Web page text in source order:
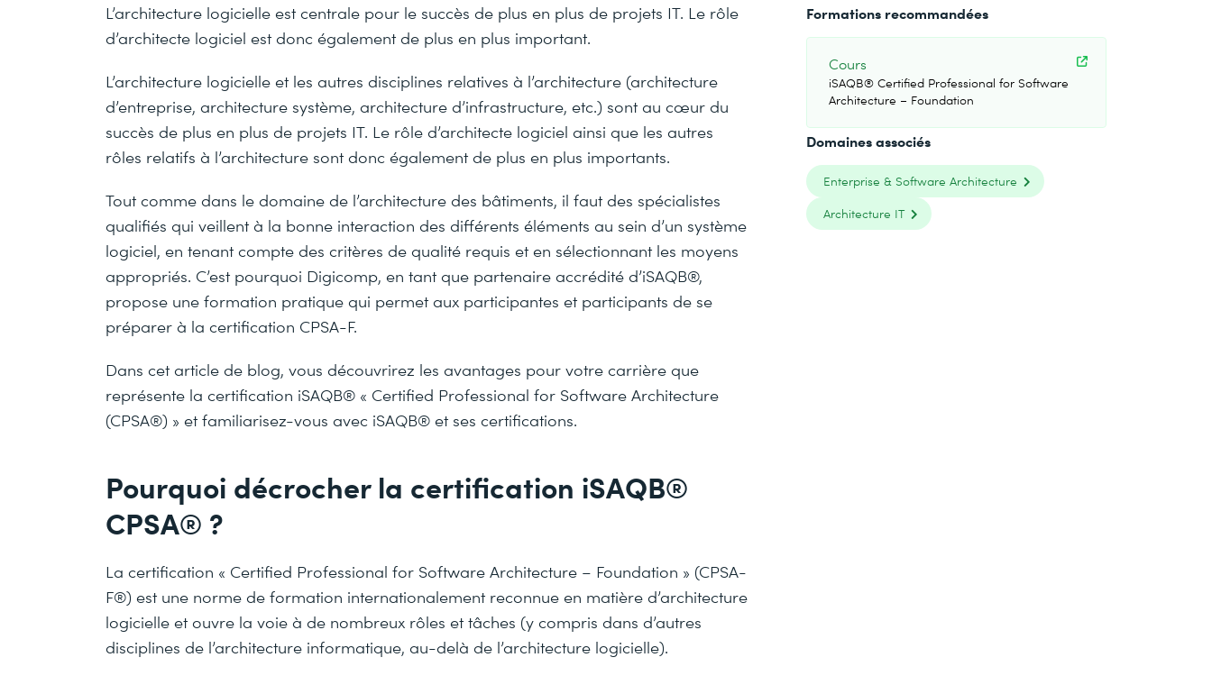
L’architecture logicielle est centrale pour le succès de plus en plus de projets IT. Le rôle
d’architecte logiciel est donc également de plus en plus important.
L’architecture logicielle et les autres disciplines relatives à l’architecture (architecture
d’entreprise, architecture système, architecture d’infrastructure, etc.) sont au cœur du
succès de plus en plus de projets IT. Le rôle d’architecte logiciel ainsi que les autres
rôles relatifs à l’architecture sont donc également de plus en plus importants.
Tout comme dans le domaine de l’architecture des bâtiments, il faut des spécialistes
qualifiés qui veillent à la bonne interaction des différents éléments au sein d’un système
logiciel, en tenant compte des critères de qualité requis et en sélectionnant les moyens
appropriés. C’est pourquoi Digicomp, en tant que partenaire accrédité d’iSAQB®,
propose une formation pratique qui permet aux participantes et participants de se
préparer à la certification CPSA-F.
Dans cet article de blog, vous découvrirez les avantages pour votre carrière que
représente la certification iSAQB® « Certified Professional for Software Architecture
(CPSA®) » et familiarisez-vous avec iSAQB® et ses certifications.
Pourquoi décrocher la certification iSAQB®
CPSA® ?
La certification « Certified Professional for Software Architecture – Foundation » (CPSA-
F®) est une norme de formation internationalement reconnue en matière d’architecture
logicielle et ouvre la voie à de nombreux rôles et tâches (y compris dans d’autres
disciplines de l’architecture informatique, au-delà de l’architecture logicielle).
Formations recommandées
Cours
iSAQB® Certified Professional for Software
Architecture – Foundation
Domaines associés
Enterprise & Software Architecture
Architecture IT